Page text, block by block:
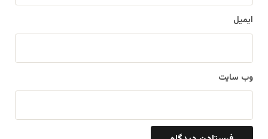
ایمیل
وب‌ سایت